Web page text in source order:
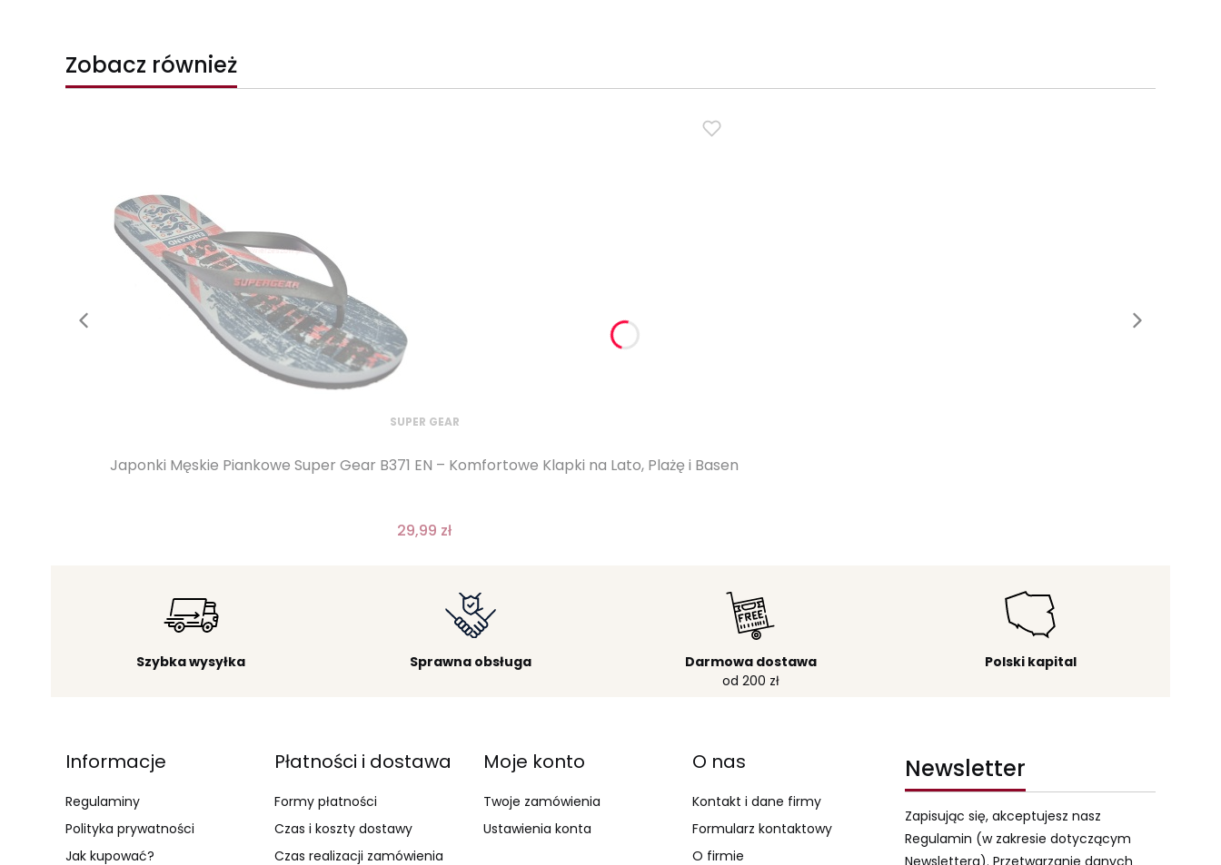
Zobacz również
SUPER GEAR
Japonki Męskie Piankowe Super Gear B371 EN – Komfortowe Klapki na Lato, Plażę i Basen
29,99 zł
Szybka wysyłka Sprawna obsługa
Darmowa dostawa
od 200 zł
Polski kapital
Linki w stopce
Informacje
Regulaminy
Polityka prywatności
Jak kupować?
Płatności i dostawa
Formy płatności
Czas i koszty dostawy
Czas realizacji zamówienia
Moje konto
Twoje zamówienia
Ustawienia konta
O nas
Kontakt i dane firmy
Formularz kontaktowy
O firmie
Newsletter
Zapisując się, akceptujesz nasz
Regulamin (w zakresie dotyczącym
Newslettera). Przetwarzanie danych